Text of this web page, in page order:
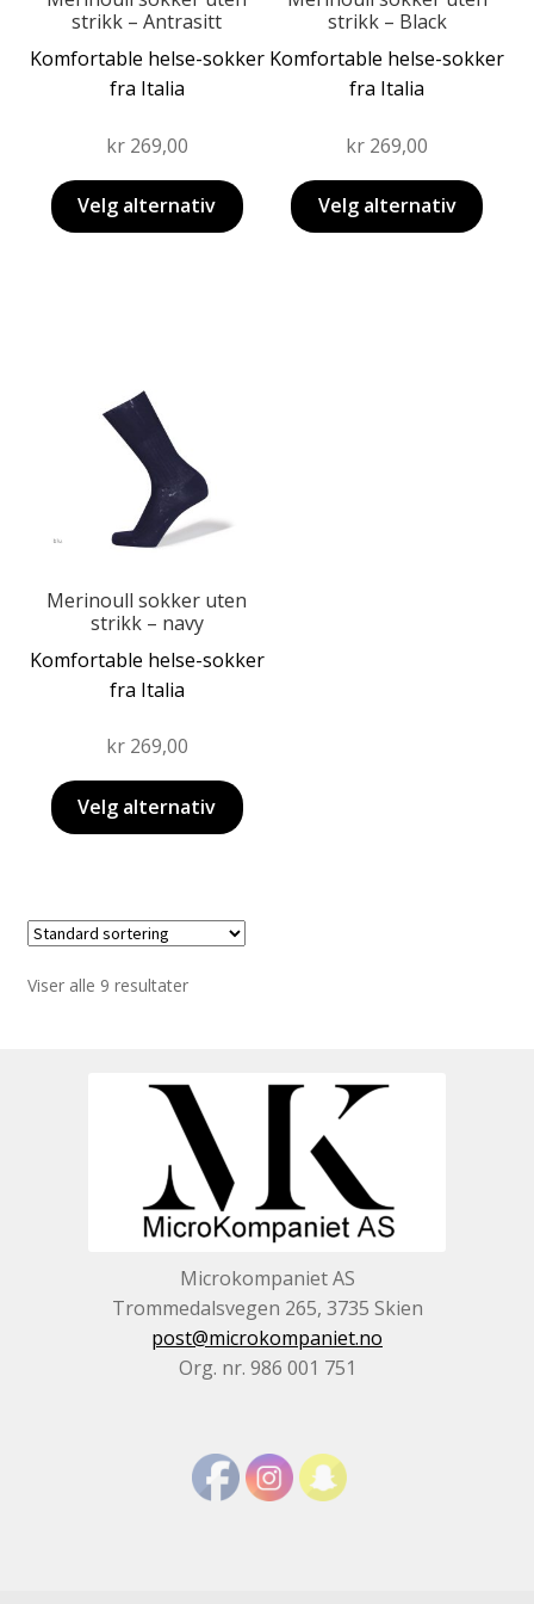
strikk – Antrasitt
Komfortable helse-sokker
fra Italia
kr269,00
Velg alternativ
strikk – Black
Komfortable helse-sokker
fra Italia
kr 269,00
Velg alternativ
Merinoull sokker uten
strikk – navy
Komfortable helse-sokker
fra Italia
kr269,00
Velg alternativ
har
flere
varianter.
Alternativene
kan
velges
produktsiden
Viser alle 9 resultater
Microkompaniet AS
Trommedalsvegen 265, 3735 Skien
post@microkompaniet.no
Org. nr. 986 001 751